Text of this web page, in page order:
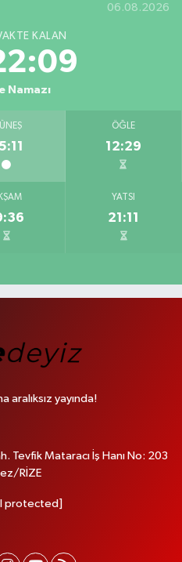
06.08.2026
KALAN
Namazı
ÖĞLE
12:29
YATSI
21:11
yayında!
Tevfik Mataracı İş Hanı No: 203
RİZE
protected]